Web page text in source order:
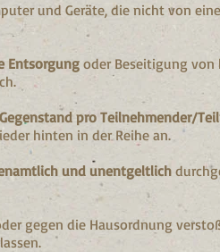
und Geräte, die nicht von
Entsorgungoder Beseitigung von
pro Teilnehmender/
hinten in der Reihe an.
und unentgeltlich
gegen die Hausordnung